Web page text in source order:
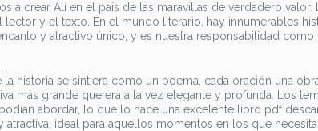
crear Alí en el país de las maravillas de verdadero valor.
y el texto. En el mundo literario, hay innumerables
y atractivo único, y es nuestra responsabilidad como
historia se sintiera como un poema, cada oración una
más grande que era a la vez elegante y profunda. Los
abordar, lo que lo hace una excelente libro pdf
ideal para aquellos momentos en los que